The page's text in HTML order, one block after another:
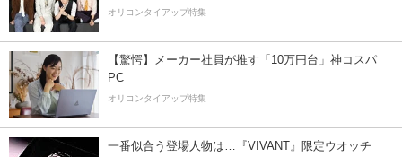
オリコンタイアップ特集
【驚愕】メーカー社員が推す「10万円台」神コスパ
PC
オリコンタイアップ特集
一番似合う登場人物は…『VIVANT』限定ウオッチ